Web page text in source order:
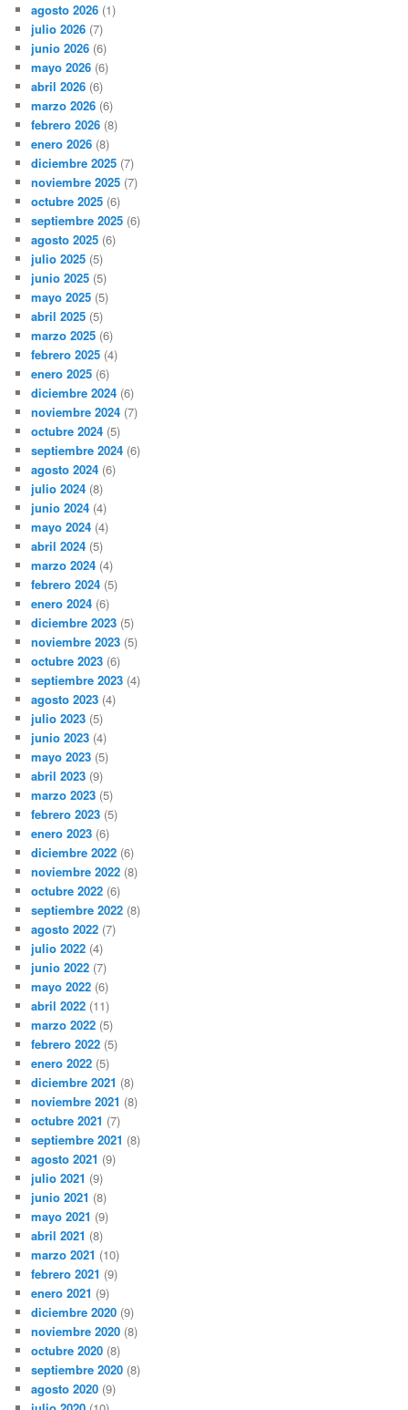
agosto 2026 (1)
julio 2026 (7)
junio 2026 (6)
mayo 2026 (6)
abril 2026 (6)
marzo 2026 (6)
febrero 2026 (8)
enero 2026 (8)
diciembre 2025 (7)
noviembre 2025 (7)
octubre 2025 (6)
septiembre 2025 (6)
agosto 2025 (6)
julio 2025 (5)
junio 2025 (5)
mayo 2025 (5)
abril 2025 (5)
marzo 2025 (6)
febrero 2025 (4)
enero 2025 (6)
diciembre 2024 (6)
noviembre 2024 (7)
octubre 2024 (5)
septiembre 2024 (6)
agosto 2024 (6)
julio 2024 (8)
junio 2024 (4)
mayo 2024 (4)
abril 2024 (5)
marzo 2024 (4)
febrero 2024 (5)
enero 2024 (6)
diciembre 2023 (5)
noviembre 2023 (5)
octubre 2023 (6)
septiembre 2023 (4)
agosto 2023 (4)
julio 2023 (5)
junio 2023 (4)
mayo 2023 (5)
abril 2023 (9)
marzo 2023 (5)
febrero 2023 (5)
enero 2023 (6)
diciembre 2022 (6)
noviembre 2022 (8)
octubre 2022 (6)
septiembre 2022 (8)
agosto 2022 (7)
julio 2022 (4)
junio 2022 (7)
mayo 2022 (6)
abril 2022 (11)
marzo 2022 (5)
febrero 2022 (5)
enero 2022 (5)
diciembre 2021 (8)
noviembre 2021 (8)
octubre 2021 (7)
septiembre 2021 (8)
agosto 2021 (9)
julio 2021 (9)
junio 2021 (8)
mayo 2021 (9)
abril 2021 (8)
marzo 2021 (10)
febrero 2021 (9)
enero 2021 (9)
diciembre 2020 (9)
noviembre 2020 (8)
octubre 2020 (8)
septiembre 2020 (8)
agosto 2020 (9)